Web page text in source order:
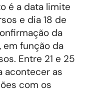
é a data limite
e dia 18 de
da
em função da
Entre 21 e 25
acontecer as
com os